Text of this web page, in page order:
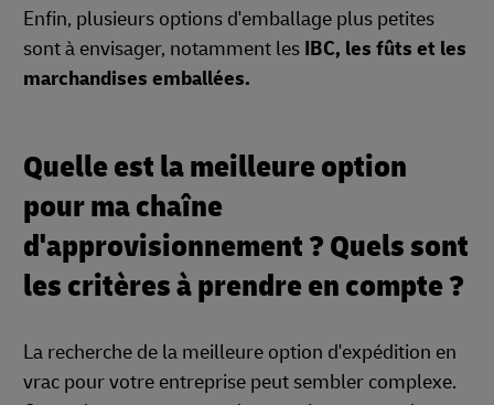
Enfin, plusieurs options d'emballage plus petites
sont à envisager, notamment les IBC, les fûts et les
marchandises emballées.
Quelle est la meilleure option
pour ma chaîne
d'approvisionnement ? Quels sont
les critères à prendre en compte ?
La recherche de la meilleure option d'expédition en
vrac pour votre entreprise peut sembler complexe.